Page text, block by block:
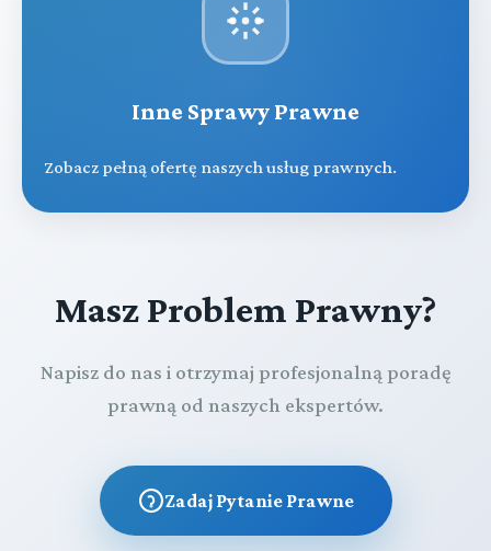
Inne Sprawy Prawne
Zobacz pełną ofertę naszych usług prawnych.
Masz Problem Prawny?
Napisz do nas i otrzymaj profesjonalną poradę
prawną od naszych ekspertów.
Zadaj Pytanie Prawne